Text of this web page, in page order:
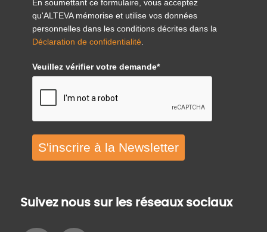
En soumettant ce formulaire, vous acceptez
qu'ALTEVA mémorise et utilise vos données
personnelles dans les conditions décrites dans la
Déclaration de confidentialité
Veuillez vérifier votre demande*
S'inscrire à la Newsletter
Suivez nous sur les réseaux sociaux